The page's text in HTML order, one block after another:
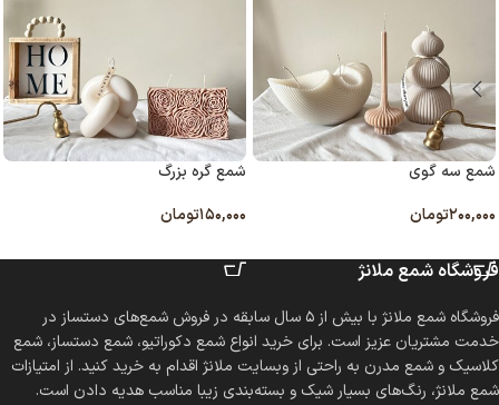
شمع سه گوی
۲۰۰,۰۰۰تومان
شمع گره بزرگ
۱۵۰,۰۰۰تومان
فروشگاه شمع ملانژ
فروشگاه شمع ملانژ با بیش از ۵ سال سابقه در فروش شمع‌های دستساز در
خدمت مشتریان عزیز است. برای خرید انواع شمع دکوراتیو، شمع دستساز، شمع
کلاسیک و شمع مدرن به راحتی از وبسایت ملانژ اقدام به خرید کنید. از امتیازات
شمع ملانژ، رنگ‌های بسیار شیک و بسته‌بندی زیبا مناسب هدیه دادن است.